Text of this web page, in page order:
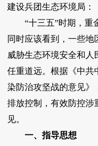
建设兵团生态环境局：
“十三五”时期，重金
同时应该看到，一些地
威胁生态环境安全和人
任重道远。根据《中共
染防治攻坚战的意见》
排放控制，有效防控涉
见。
一、指导思想